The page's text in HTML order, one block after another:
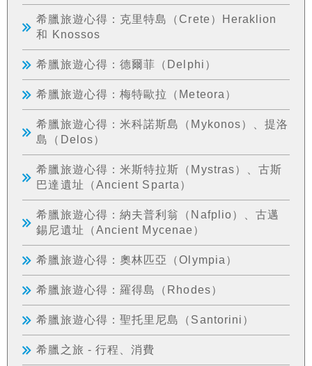
希臘旅遊心得：克里特島（Crete）Heraklion
和 Knossos
希臘旅遊心得：德爾菲（Delphi）
希臘旅遊心得：梅特歐拉（Meteora）
希臘旅遊心得：米科諾斯島（Mykonos）、提洛
島（Delos）
希臘旅遊心得：米斯特拉斯（Mystras）、古斯
巴達遺址（Ancient Sparta）
希臘旅遊心得：納夫普利翁（Nafplio）、古邁
錫尼遺址（Ancient Mycenae）
希臘旅遊心得：奧林匹亞（Olympia）
希臘旅遊心得：羅得島（Rhodes）
希臘旅遊心得：聖托里尼島（Santorini）
希臘之旅 - 行程、消費